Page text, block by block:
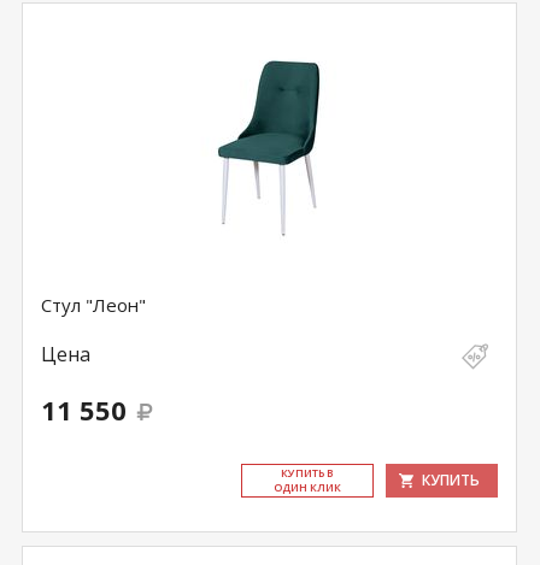
Стул "Леон"
Цена
11 550
КУ­ПИТЬ В
ОДИН КЛИК
КУПИТЬ